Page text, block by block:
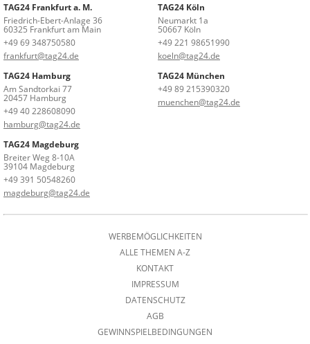
TAG24 Frankfurt a. M.
Friedrich-Ebert-Anlage 36
60325 Frankfurt am Main
+49 69 348750580
frankfurt@tag24.de
TAG24 Köln
Neumarkt 1a
50667 Köln
+49 221 98651990
koeln@tag24.de
TAG24 Hamburg
Am Sandtorkai 77
20457 Hamburg
+49 40 228608090
hamburg@tag24.de
TAG24 München
+49 89 215390320
muenchen@tag24.de
TAG24 Magdeburg
Breiter Weg 8-10A
39104 Magdeburg
+49 391 50548260
magdeburg@tag24.de
WERBEMÖGLICHKEITEN
ALLE THEMEN A-Z
KONTAKT
IMPRESSUM
DATENSCHUTZ
AGB
GEWINNSPIELBEDINGUNGEN